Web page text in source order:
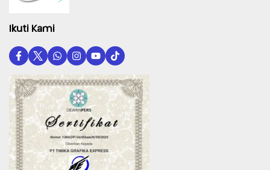
Ikuti Kami